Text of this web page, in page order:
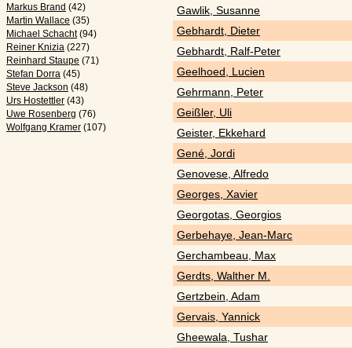
Markus Brand (42)
Martin Wallace (35)
Michael Schacht (94)
Reiner Knizia (227)
Reinhard Staupe (71)
Stefan Dorra (45)
Steve Jackson (48)
Urs Hostettler (43)
Uwe Rosenberg (76)
Wolfgang Kramer (107)
Gawlik, Susanne
Gebhardt, Dieter
Gebhardt, Ralf-Peter
Geelhoed, Lucien
Gehrmann, Peter
Geißler, Uli
Geister, Ekkehard
Gené, Jordi
Genovese, Alfredo
Georges, Xavier
Georgotas, Georgios
Gerbehaye, Jean-Marc
Gerchambeau, Max
Gerdts, Walther M.
Gertzbein, Adam
Gervais, Yannick
Gheewala, Tushar